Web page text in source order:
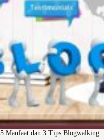
5 Manfaat dan 3 Tips Blogwalking